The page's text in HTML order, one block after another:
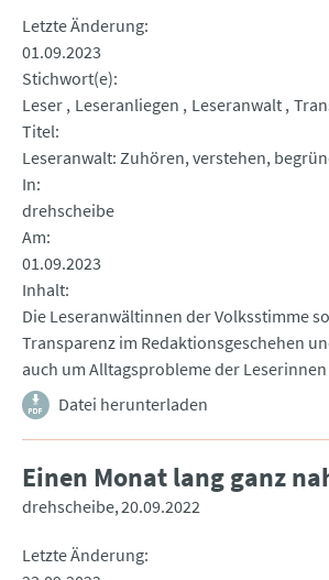
Letzte Änderung
01.09.2023
Stichwort(e)
Leser Leseranliegen Leseranwalt
Titel
Leseranwalt: Zuhören, verstehen,
In
drehscheibe
Am
01.09.2023
Inhalt
Die Leseranwältinnen der Volksstimme
Transparenz im Redaktionsgeschehen
auch um Alltagsprobleme der Leserinnen
Datei herunterladen
Einen Monat lang ganz
drehscheibe 20.09.2022
Letzte Änderung